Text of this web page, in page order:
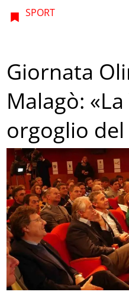
SPORT
Giornata
Malagò:
orgoglio del